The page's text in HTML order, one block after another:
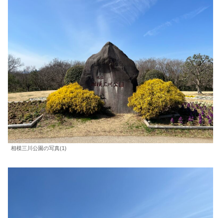
相模三川公園の写真(1)